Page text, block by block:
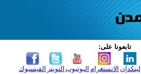
تابعونا على:
الفيسبوك التويتر اليوتيوب الانستغرام لينكدإن